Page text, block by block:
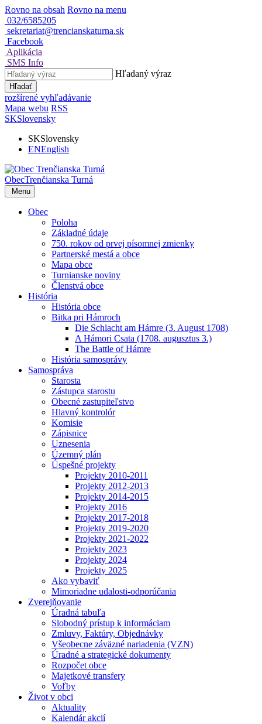
Rovno na obsah Rovno na menu
032/6585205
sekretariat@trencianskaturna.sk
Facebook
Aplikácia
SMS Info
Hľadaný výraz
Hľadať
rozšírené vyhľadávanie
Mapa webu RSS
SKSlovensky
SKSlovensky
ENEnglish
ObecTrenčianska Turná
Menu
Obec
Poloha
Základné údaje
750. rokov od prvej písomnej zmienky
Partnerské mestá a obce
Mapa obce
Turnianske noviny
Členstvá obce
História
História obce
Bitka pri Hámroch
Die Schlacht am Hámre (3. August 1708)
A Hámori Csata (1708. augusztus 3.)
The Battle of Hámre
História samosprávy
Samospráva
Starosta
Zástupca starostu
Obecné zastupiteľstvo
Hlavný kontrolór
Komisie
Zápisnice
Uznesenia
Územný plán
Úspešné projekty
Projekty 2010-2011
Projekty 2012-2013
Projekty 2014-2015
Projekty 2016
Projekty 2017-2018
Projekty 2019-2020
Projekty 2021-2022
Projekty 2023
Projekty 2024
Projekty 2025
Ako vybaviť
Mimoriadne udalosti-odporúčania
Zverejňovanie
Úradná tabuľa
Slobodný prístup k informáciam
Zmluvy, Faktúry, Objednávky
Všeobecne záväzné nariadenia (VZN)
Úradné a strategické dokumenty
Rozpočet obce
Majetkové transfery
Voľby
Život v obci
Aktuality
Kalendár akcií